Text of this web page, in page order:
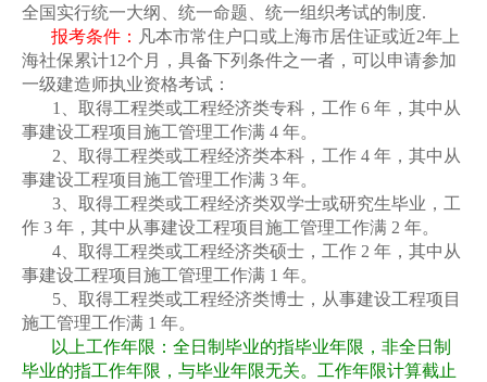
全国实行统一大纲、统一命题、统一组织考试的制度.
报考条件： 凡本市常住户口或上海市居住证或近2年上
海社保累计12个月， 具备下列条件之一者，可以申请参加
一级建造师执业资格考试：
1
、取得工程类或工程经济类专科，工作6 年，其中从
事建设工程项目施工管理工作满4 年。
2 、取得工程类或工程经济类本科，工作4 年，其中从
事建设工程项目施工管理工作满3 年。
3、取得工程类或工程经济类双学士或研究生毕业，工
作3 年，其中从事建设工程项目施工管理工作满2 年。
4、取得工程类或工程经济类硕士，工作2 年，其中从
事建设工程项目施工管理工作满1 年。
5、取得工程类或工程经济类博士，从事建设工程项目
施工管理工作满1 年。
以上工作年限：全日制毕业的指毕业年限，非全日制
毕业的指工作年限，与毕业年限无关。工作年限计算截止